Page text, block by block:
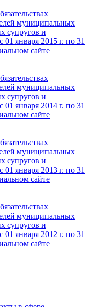
муниципальных
супругов и
января 2015 г. по 31
сайте
муниципальных
супругов и
января 2014 г. по 31
сайте
муниципальных
супругов и
января 2013 г. по 31
сайте
муниципальных
супругов и
января 2012 г. по 31
сайте